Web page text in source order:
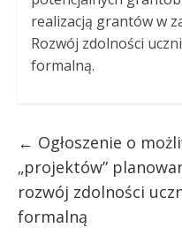
realizacją grantów w
Rozwój zdolności
formalną.
← Ogłoszenie o
„projektów”
rozwój zdolności
formalną